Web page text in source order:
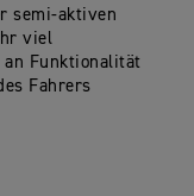
semi-aktiven
viel
Funktionalität
Fahrers